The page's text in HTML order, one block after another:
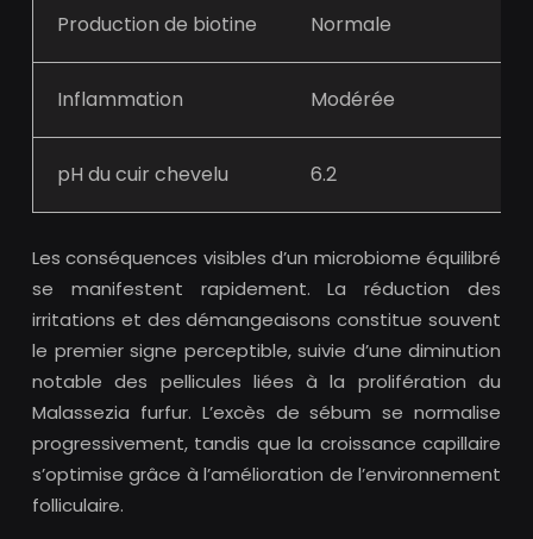
Production de biotine Normale
Inflammation Modérée
pH du cuir chevelu 6.2
Les conséquences visibles d’un microbiome équilibré
se manifestent rapidement. La réduction des
irritations et des démangeaisons constitue souvent
le premier signe perceptible, suivie d’une diminution
notable des pellicules liées à la prolifération du
Malassezia furfur. L’excès de sébum se normalise
progressivement, tandis que la croissance capillaire
s’optimise grâce à l’amélioration de l’environnement
folliculaire.